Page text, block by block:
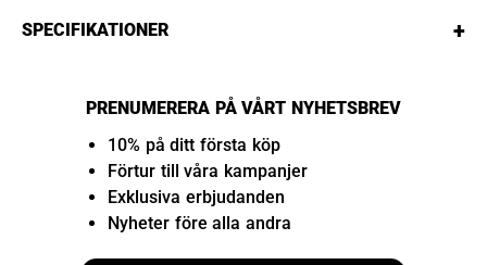
SPECIFIKATIONER +
PRENUMERERA PÅ VÅRT NYHETSBREV
10% på ditt första köp
Förtur till våra kampanjer
Exklusiva erbjudanden
Nyheter före alla andra